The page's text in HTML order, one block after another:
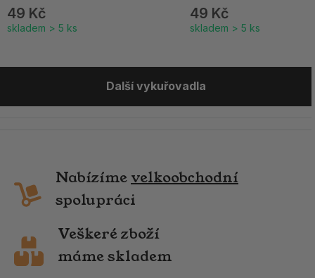
49 Kč
skladem > 5 ks
49 Kč
skladem > 5 ks
Další vykuřovadla
Nabízíme velkoobchodní
spolupráci
Veškeré zboží
máme skladem